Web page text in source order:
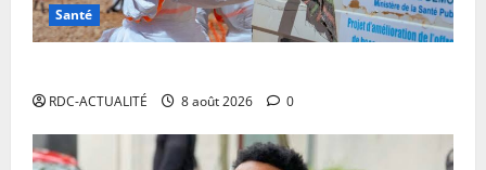
Santé
RDC-ACTUALITÉ 8 août 2026 0